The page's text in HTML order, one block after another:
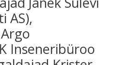
AS),
Inseneribüroo